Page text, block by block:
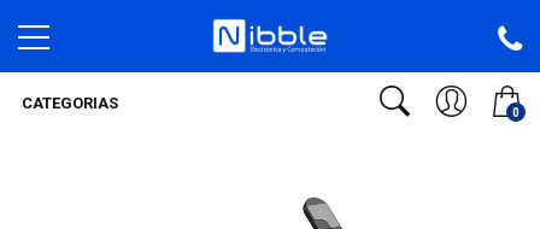
0
CATEGORIAS